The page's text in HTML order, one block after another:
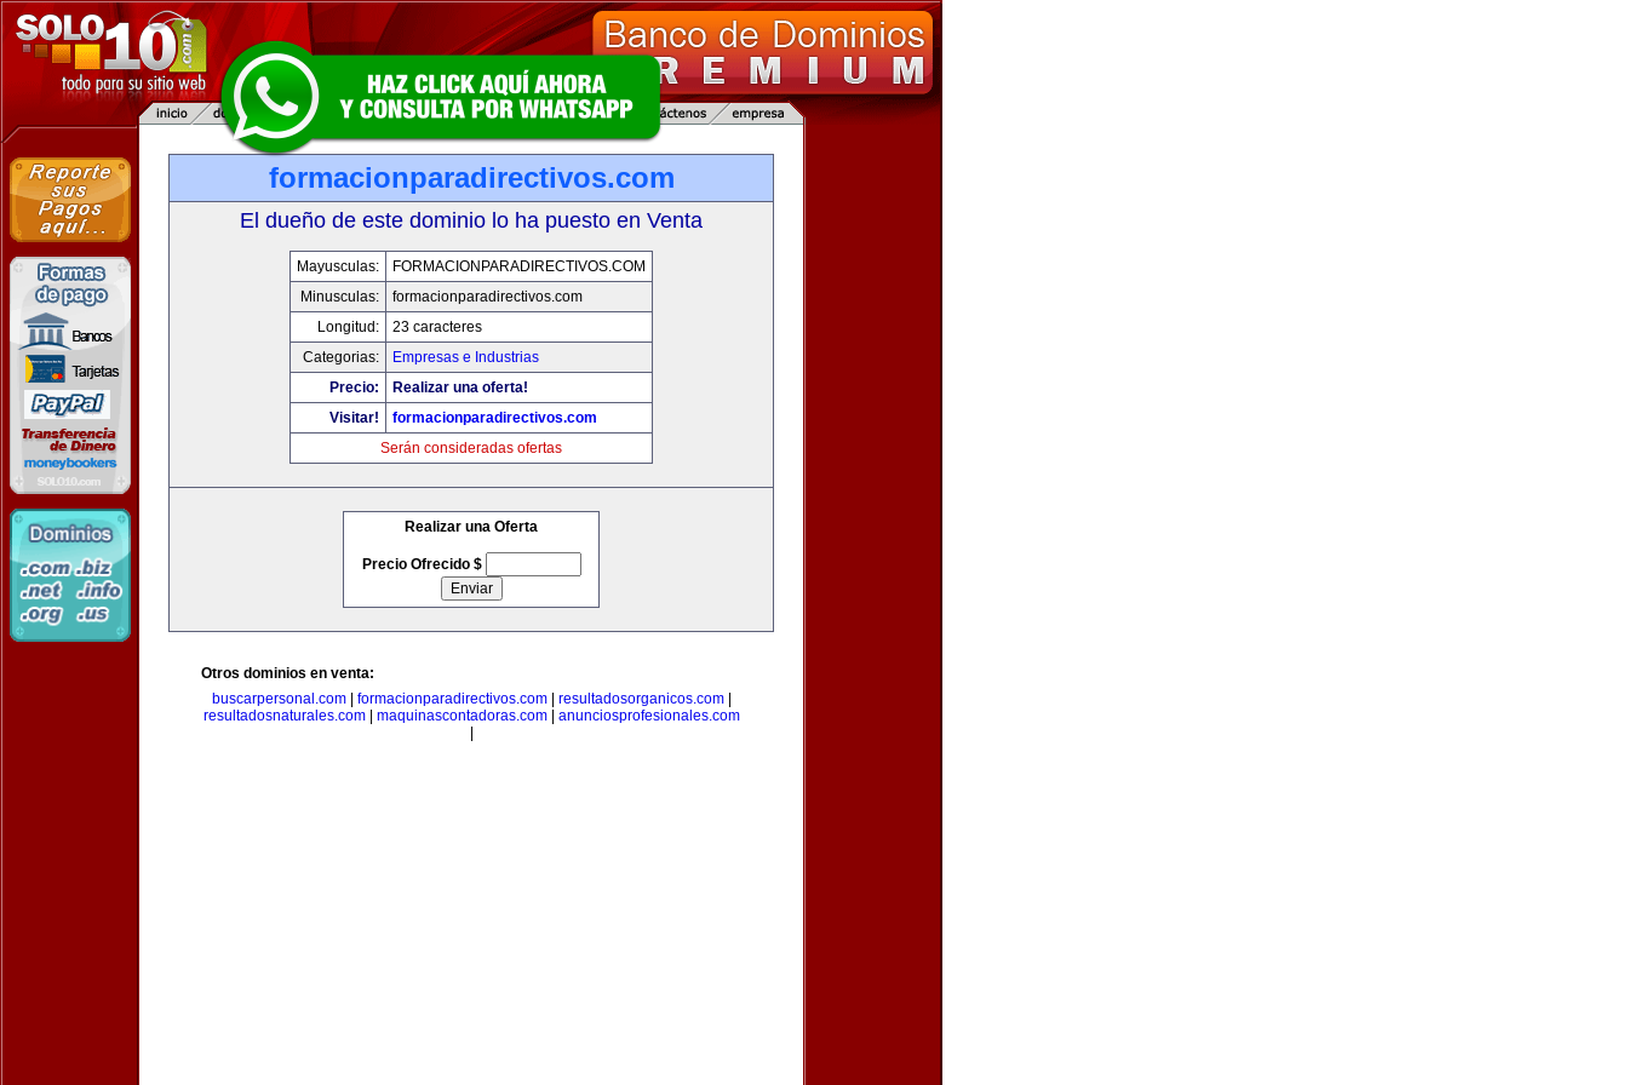
formacionparadirectivos.com
El dueño de este dominio lo ha puesto en Venta
Mayusculas:
FORMACIONPARADIRECTIVOS.COM
Minusculas:
formacionparadirectivos.com
Longitud:
23 caracteres
Categorias:
Empresas e Industrias
Precio:
Realizar una oferta!
Visitar!
formacionparadirectivos.com
Serán consideradas ofertas
Realizar una Oferta
Precio Ofrecido $
Otros dominios en venta:
buscarpersonal.com| formacionparadirectivos.com| resultadosorganicos.com|
resultadosnaturales.com| maquinascontadoras.com| anunciosprofesionales.com